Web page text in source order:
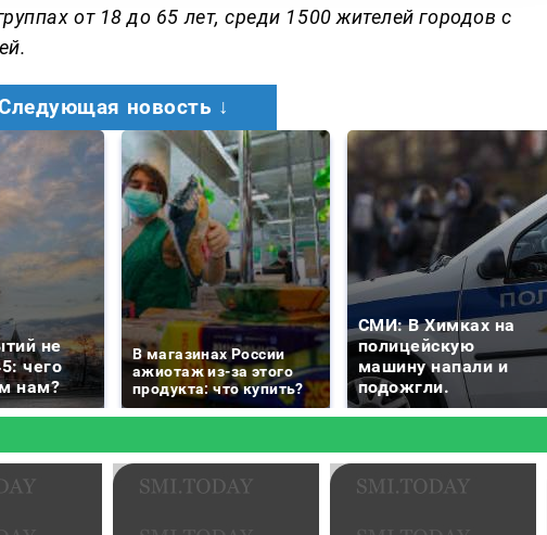
от 18 до 65 лет, среди 1500 жителей городов с
новость ↓
не
чего
нам?
В магазинах России
ажиотаж из-за этого
продукта: что купить?
СМИ: В Химках на
полицейскую
машину напали и
подожгли.